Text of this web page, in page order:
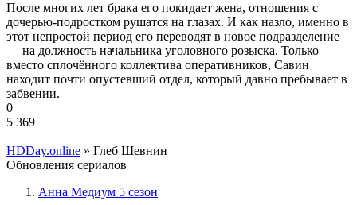
После многих лет брака его покидает жена, отношения с
дочерью-подростком рушатся на глазах. И как назло, именно в
этот непростой период его переводят в новое подразделение
— на должность начальника уголовного розыска. Только
вместо сплочённого коллектива оперативников, Савин
находит почти опустевший отдел, который давно пребывает в
забвении.
0
5 369
HDDay.online » Глеб Шевнин
Обновления сериалов
Анна Медиум 5 сезон